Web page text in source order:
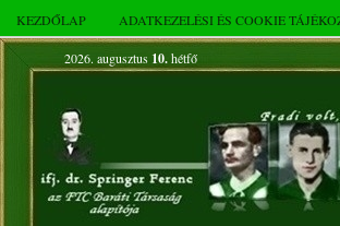
KEZDŐLAP ADATKEZELÉSI ÉS COOKIE
2026. augusztus 10.hétfő